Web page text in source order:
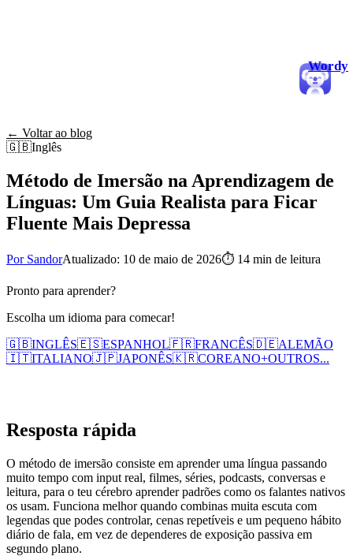
Wordy
← Voltar ao blog
🇬🇧Inglês
Método de Imersão na Aprendizagem de
Línguas: Um Guia Realista para Ficar
Fluente Mais Depressa
Por SandorAtualizado: 10 de maio de 2026⏱ 14 min de leitura
Pronto para aprender?
Escolha um idioma para comecar!
🇬🇧INGLÊS🇪🇸ESPANHOL🇫🇷FRANCÊS🇩🇪ALEMÃO
🇮🇹ITALIANO🇯🇵JAPONÊS🇰🇷COREANO+OUTROS...
Resposta rápida
O método de imersão consiste em aprender uma língua passando
muito tempo com input real, filmes, séries, podcasts, conversas e
leitura, para o teu cérebro aprender padrões como os falantes nativos
os usam. Funciona melhor quando combinas muita escuta com
legendas que podes controlar, cenas repetíveis e um pequeno hábito
diário de fala, em vez de dependeres de exposição passiva em
segundo plano.